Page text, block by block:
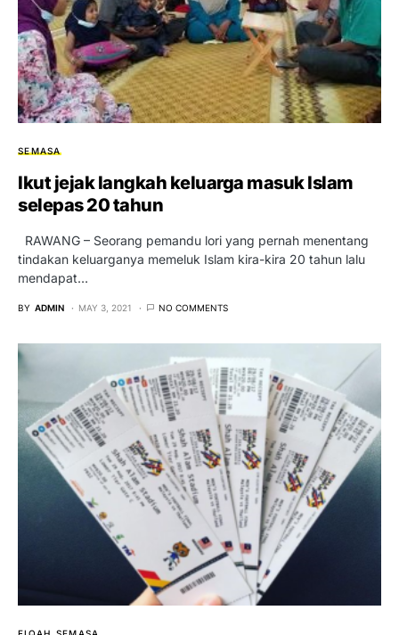
SEMASA
Ikut jejak langkah keluarga masuk Islam
selepas 20 tahun
RAWANG – Seorang pemandu lori yang pernah menentang
tindakan keluarganya memeluk Islam kira-kira 20 tahun lalu
mendapat…
BY ADMIN MAY 3, 2021 NO COMMENTS